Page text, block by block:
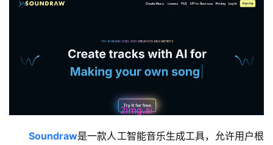
Soundraw是一款人工智能音乐生成工具，允许用户根